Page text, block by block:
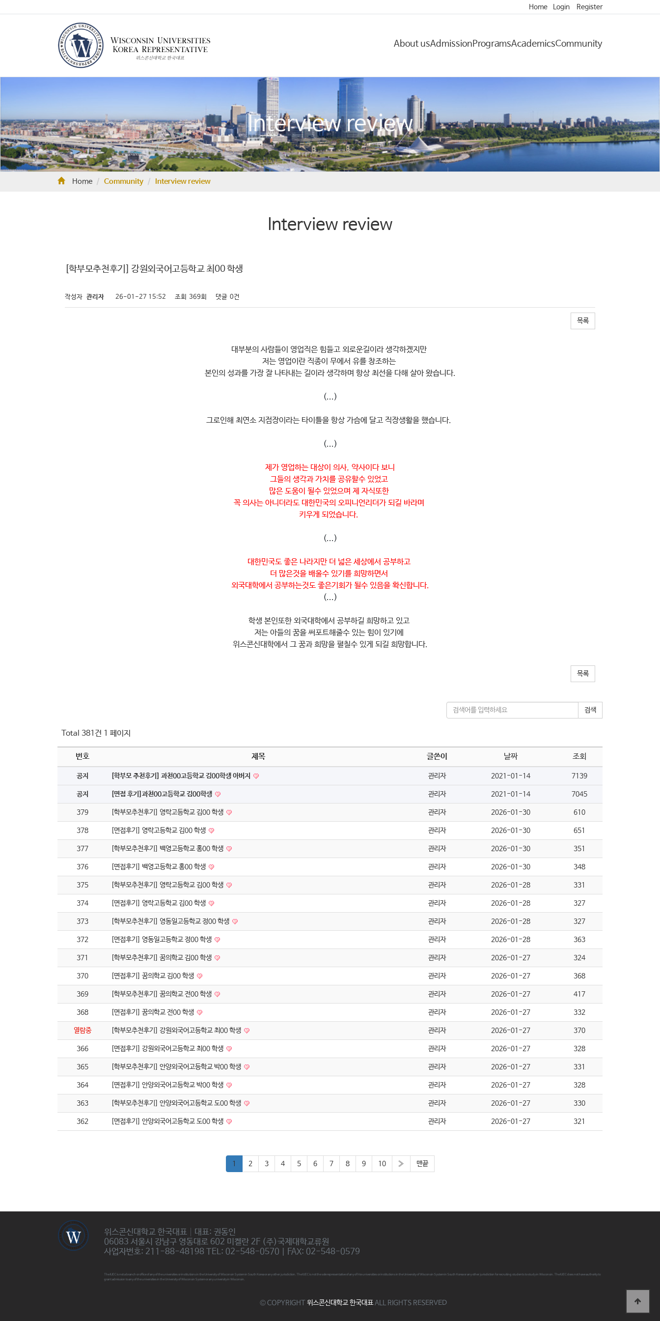
Home Login Register
About usAdmission ProgramsAcademicsCommunity
Interview review
Home Community Interview review
Interview review
[학부모추천후기] 강원외국어고등학교 최00 학생
작성자 관리자 26-01-27 15:52 조회 369회 댓글 0건
목록
대부분의 사람들이 영업직은 힘들고 외로운길이라 생각하겠지만
저는 영업이란 직종이 무에서 유를 창조하는
본인의 성과를 가장 잘 나타내는 길이라 생각하며 항상 최선을 다해 살아 왔습니다.
(...)​
그로인해 최연소 지점장이라는 타이틀을 항상 가슴에 달고 직장생활을 했습니다.
(...)​
제가 영업하는 대상이 의사, 약사이다 보니
그들의 생각과 가치를 공유할수 있었고
많은 도움이 될수 있었으며 제 자식또한
꼭 의사는 아니더라도 대한민국의 오피니언리더가 되길 바라며
키우게 되었습니다.
(...)​
대한민국도 좋은 나라지만 더 넓은 세상에서 공부하고
더 많은것을 배울수 있기를 희망하면서
외국대학에서 공부하는것도 좋은기회가 될수 있음을 확신합니다.
(...)​
학생 본인또한 외국대학에서 공부하길 희망하고 있고
저는 아들의 꿈을 써포트해줄수 있는 힘이 있기에
위스콘신대학에서 그 꿈과 희망을 펼칠수 있게 되길 희망합니다.
목록
검색
Total 381건 1 페이지
번호 제목 글쓴이 날짜 조회
공지 [학부모 추천후기] 과천00고등학교 김00학생 아버지 관리자 2021-01-14 7139
공지 [면접 후기]과천00고등학교 김00학생 관리자 2021-01-14 7045
379 [학부모추천후기] 영락고등학교 김00 학생 관리자 2026-01-30 610
378 [면접후기] 영락고등학교 김00 학생 관리자 2026-01-30 651
377 [학부모추천후기] 백영고등학교 홍00 학생 관리자 2026-01-30 351
376 [면접후기] 백영고등학교 홍00 학생 관리자 2026-01-30 348
375 [학부모추천후기] 영락고등학교 김00 학생 관리자 2026-01-28 331
374 [면접후기] 영락고등학교 김00 학생 관리자 2026-01-28 327
373 [학부모추천후기] 영동일고등학교 정00 학생 관리자 2026-01-28 327
372 [면접후기] 영동일고등학교 정00 학생 관리자 2026-01-28 363
371 [학부모추천후기] 꿈의학교 김00 학생 관리자 2026-01-27 324
370 [면접후기] 꿈의학교 김00 학생 관리자 2026-01-27 368
369 [학부모추천후기] 꿈의학교 전00 학생 관리자 2026-01-27 417
368 [면접후기] 꿈의학교 전00 학생 관리자 2026-01-27 332
열람중 [학부모추천후기] 강원외국어고등학교 최00 학생 관리자 2026-01-27 370
366 [면접후기] 강원외국어고등학교 최00 학생 관리자 2026-01-27 328
365 [학부모추천후기] 안양외국어고등학교 박00 학생 관리자 2026-01-27 331
364 [면접후기] 안양외국어고등학교 박00 학생 관리자 2026-01-27 328
363 [학부모추천후기] 안양외국어고등학교 도00 학생 관리자 2026-01-27 330
362 [면접후기] 안양외국어고등학교 도00 학생 관리자 2026-01-27 321
1 2 3 4 5 6 7 8 9 10 » 맨끝
위스콘신대학교 한국대표│대표: 권동인
06083 서울시 강남구 영동대로 602 미켈란 2F (주)국제대학교류원
사업자번호: 211-88-48198 TEL: 02-548-0570 | FAX: 02-548-0579
The IUEC is not a branch or office of any of the universities or institutions in the University of Wisconsin System in South Korea or any other jurisdiction. The IUEC is not the sole representative of any of hte universities or institutions in the University of Wisconsin System in South Korea or any other jurisdiction for recruiting students to study in Wisconsin. The IUEC does not have authority to
grant admission to any of the universities in the University of Wisconsin System or any university in Wisconsin.
© COPYRIGHT위스콘신대학교 한국대표ALL RIGHTS RESERVED